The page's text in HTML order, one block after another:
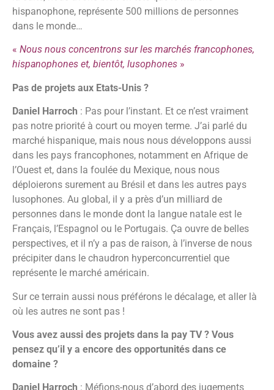
hispanophone, représente 500 millions de personnes
dans le monde…
« Nous nous concentrons sur les marchés francophones,
hispanophones et, bientôt, lusophones »
Pas de projets aux Etats-Unis ?
Daniel Harroch : Pas pour l’instant. Et ce n’est vraiment
pas notre priorité à court ou moyen terme. J’ai parlé du
marché hispanique, mais nous nous développons aussi
dans les pays francophones, notamment en Afrique de
l’Ouest et, dans la foulée du Mexique, nous nous
déploierons surement au Brésil et dans les autres pays
lusophones. Au global, il y a près d’un milliard de
personnes dans le monde dont la langue natale est le
Français, l’Espagnol ou le Portugais. Ça ouvre de belles
perspectives, et il n’y a pas de raison, à l’inverse de nous
précipiter dans le chaudron hyperconcurrentiel que
représente le marché américain.
Sur ce terrain aussi nous préférons le décalage, et aller là
où les autres ne sont pas !
Vous avez aussi des projets dans la pay TV ? Vous
pensez qu’il y a encore des opportunités dans ce
domaine ?
Daniel Harroch : Méfions-nous d’abord des jugements